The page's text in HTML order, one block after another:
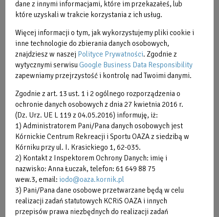
Obraz
bez
opisu
dane z innymi informacjami, które im przekazałeś, lub
które uzyskali w trakcie korzystania z ich usług.
Więcej informacji o tym, jak wykorzystujemy pliki cookie i
inne technologie do zbierania danych osobowych,
znajdziesz w naszej Polityce Prywatności. Zgodnie z
wytycznymi serwisuGoogle Business Data Responsibility
zapewniamy przejrzystość i kontrolę nad Twoimi danymi.
Zgodnie z art. 13 ust. 1 i 2 ogólnego rozporządzenia o
ochronie danych osobowych z dnia 27 kwietnia 2016 r.
(Dz. Urz. UE L 119 z 04.05.2016) informuję, iż:
1) Administratorem Pani/Pana danych osobowych jest
Kórnickie Centrum Rekreacji i Sportu OAZA z siedzibą w
Kórniku przy ul. I. Krasickiego 1, 62-035.
2) Kontakt z Inspektorem Ochrony Danych: imię i
nazwisko: Anna Łuczak, telefon: 61 649 88 75
wew.3, email: iodo@oaza.kornik.pl
3) Pani/Pana dane osobowe przetwarzane będą w celu
realizacji zadań statutowych KCRiS OAZA i innych
przepisów prawa niezbędnych do realizacji zadań